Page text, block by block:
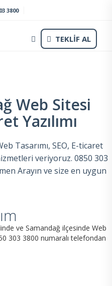
3800
TEKLİF AL
Web Sitesi
Yazılımı
Tasarımı, SEO, E-ticaret
veriyoruz. 0850 303
Arayın ve size en uygun
ve Samandağ ilçesinde Web
303 3800 numaralı telefondan